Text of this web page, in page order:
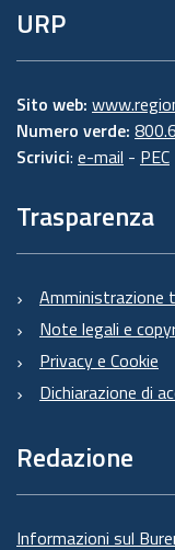
URP
Sito web:
Numero verde:
Scrivici: e-mail - PEC
Trasparenza
Amministrazione
Note legali e
Privacy e Cookie
Dichiarazione di
Redazione
Informazioni sul